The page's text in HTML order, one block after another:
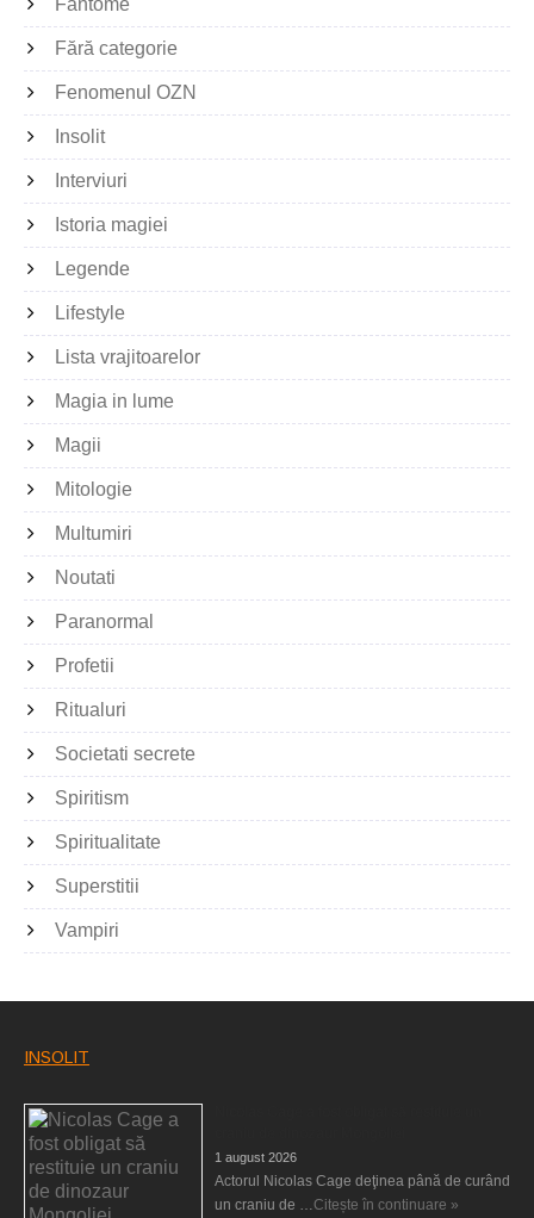
Fantome
Fără categorie
Fenomenul OZN
Insolit
Interviuri
Istoria magiei
Legende
Lifestyle
Lista vrajitoarelor
Magia in lume
Magii
Mitologie
Multumiri
Noutati
Paranormal
Profetii
Ritualuri
Societati secrete
Spiritism
Spiritualitate
Superstitii
Vampiri
INSOLIT
1 august 2026
Actorul Nicolas Cage deţinea până de curând
un craniu de …Citește în continuare »